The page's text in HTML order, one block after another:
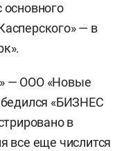
— в
— ООО «Новые
«БИЗНЕС
в
все еще числится